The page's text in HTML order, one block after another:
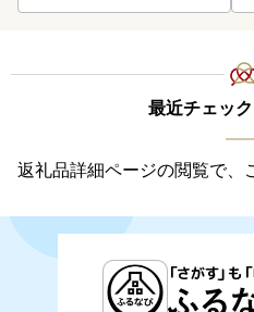
最近チェッ
返礼品詳細ページの閲覧で、